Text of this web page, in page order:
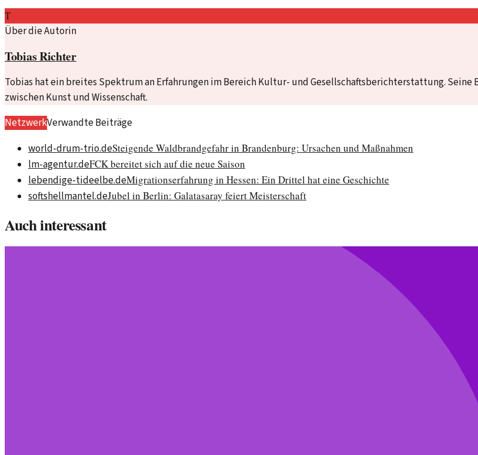
T
Über die Autorin
Tobias Richter
Tobias hat ein breites Spektrum an Erfahrungen im Bereich Kultur- und Gesellschaftsberichterstattung.
zwischen Kunst und Wissenschaft.
NetzwerkVerwandte Beiträge
world-drum-trio.deSteigende Waldbrandgefahr in Brandenburg: Ursachen und Maßnahmen
lm-agentur.deFCK bereitet sich auf die neue Saison
lebendige-tideelbe.deMigrationserfahrung in Hessen: Ein Drittel hat eine Geschichte
softshellmantel.deJubel in Berlin: Galatasaray feiert Meisterschaft
Auch interessant